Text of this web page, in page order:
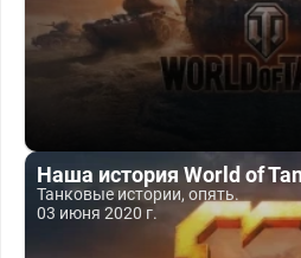
Наша история World of
Танковые истории, опять.
03 июня 2020 г.